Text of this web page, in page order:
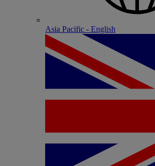
Asia Pacific - English